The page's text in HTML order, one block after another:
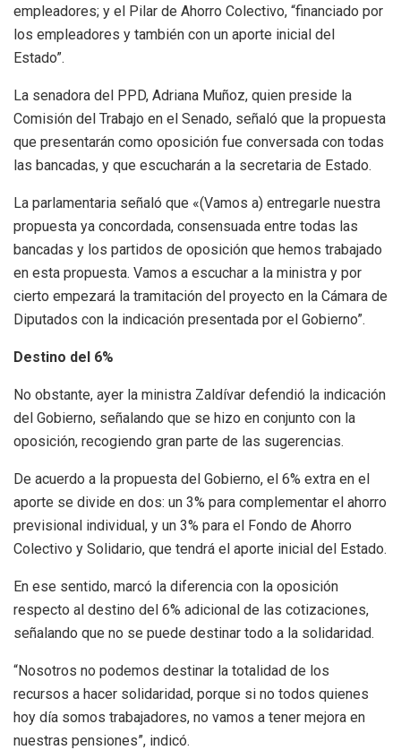
empleadores; y el Pilar de Ahorro Colectivo, “financiado por
los empleadores y también con un aporte inicial del
Estado”.
La senadora del PPD, Adriana Muñoz, quien preside la
Comisión del Trabajo en el Senado, señaló que la propuesta
que presentarán como oposición fue conversada con todas
las bancadas, y que escucharán a la secretaria de Estado.
La parlamentaria señaló que «(Vamos a) entregarle nuestra
propuesta ya concordada, consensuada entre todas las
bancadas y los partidos de oposición que hemos trabajado
en esta propuesta. Vamos a escuchar a la ministra y por
cierto empezará la tramitación del proyecto en la Cámara de
Diputados con la indicación presentada por el Gobierno”.
Destino del 6%
No obstante, ayer la ministra Zaldívar defendió la indicación
del Gobierno, señalando que se hizo en conjunto con la
oposición, recogiendo gran parte de las sugerencias.
De acuerdo a la propuesta del Gobierno, el 6% extra en el
aporte se divide en dos: un 3% para complementar el ahorro
previsional individual, y un 3% para el Fondo de Ahorro
Colectivo y Solidario, que tendrá el aporte inicial del Estado.
En ese sentido, marcó la diferencia con la oposición
respecto al destino del 6% adicional de las cotizaciones,
señalando que no se puede destinar todo a la solidaridad.
“Nosotros no podemos destinar la totalidad de los
recursos a hacer solidaridad, porque si no todos quienes
hoy día somos trabajadores, no vamos a tener mejora en
nuestras pensiones”, indicó.